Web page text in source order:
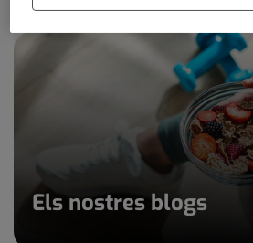
Els nostres blogs